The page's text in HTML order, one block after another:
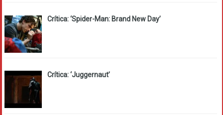
Crítica: ‘Spider-Man: Brand New Day’
Crítica: ‘Juggernaut’